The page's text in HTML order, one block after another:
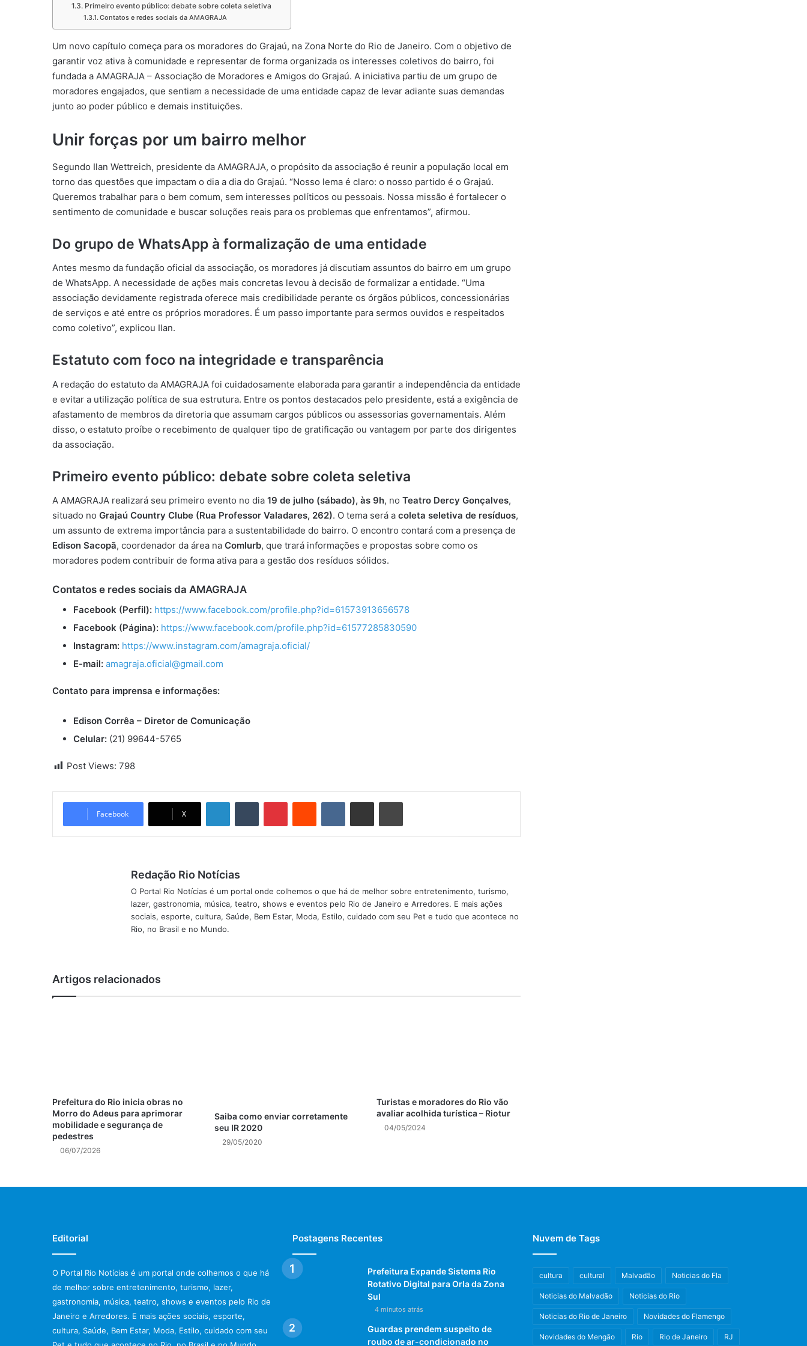
Primeiro evento público: debate sobre coleta seletiva
Contatos e redes sociais da AMAGRAJA
Um novo capítulo começa para os moradores do Grajaú, na Zona Norte do Rio de Janeiro. Com o objetivo de
garantir voz ativa à comunidade e representar de forma organizada os interesses coletivos do bairro, foi
fundada a AMAGRAJA – Associação de Moradores e Amigos do Grajaú. A iniciativa partiu de um grupo de
moradores engajados, que sentiam a necessidade de uma entidade capaz de levar adiante suas demandas
junto ao poder público e demais instituições.
Unir forças por um bairro melhor
Segundo Ilan Wettreich, presidente da AMAGRAJA, o propósito da associação é reunir a população local em
torno das questões que impactam o dia a dia do Grajaú. “Nosso lema é claro: o nosso partido é o Grajaú.
Queremos trabalhar para o bem comum, sem interesses políticos ou pessoais. Nossa missão é fortalecer o
sentimento de comunidade e buscar soluções reais para os problemas que enfrentamos”, afirmou.
Do grupo de WhatsApp à formalização de uma entidade
Antes mesmo da fundação oficial da associação, os moradores já discutiam assuntos do bairro em um grupo
de WhatsApp. A necessidade de ações mais concretas levou à decisão de formalizar a entidade. “Uma
associação devidamente registrada oferece mais credibilidade perante os órgãos públicos, concessionárias
de serviços e até entre os próprios moradores. É um passo importante para sermos ouvidos e respeitados
como coletivo”, explicou Ilan.
Estatuto com foco na integridade e transparência
A redação do estatuto da AMAGRAJA foi cuidadosamente elaborada para garantir a independência da entidade
e evitar a utilização política de sua estrutura. Entre os pontos destacados pelo presidente, está a exigência de
afastamento de membros da diretoria que assumam cargos públicos ou assessorias governamentais. Além
disso, o estatuto proíbe o recebimento de qualquer tipo de gratificação ou vantagem por parte dos dirigentes
da associação.
Primeiro evento público: debate sobre coleta seletiva
A AMAGRAJA realizará seu primeiro evento no dia 19 de julho (sábado), às 9h, no Teatro Dercy Gonçalves,
situado no Grajaú Country Clube (Rua Professor Valadares, 262). O tema será a coleta seletiva de resíduos,
um assunto de extrema importância para a sustentabilidade do bairro. O encontro contará com a presença de
Edison Sacopã, coordenador da área na Comlurb, que trará informações e propostas sobre como os
moradores podem contribuir de forma ativa para a gestão dos resíduos sólidos.
Contatos e redes sociais da AMAGRAJA
Facebook (Perfil): https://www.facebook.com/profile.php?id=61573913656578
Facebook (Página): https://www.facebook.com/profile.php?id=61577285830590
Instagram: https://www.instagram.com/amagraja.oficial/
E-mail: amagraja.oficial@gmail.com
Contato para imprensa e informações:
Edison Corrêa – Diretor de Comunicação
Celular: (21) 99644-5765
Post Views: 798
Facebook X
Redação Rio Notícias
O Portal Rio Notícias é um portal onde colhemos o que há de melhor sobre entretenimento, turismo,
lazer, gastronomia, música, teatro, shows e eventos pelo Rio de Janeiro e Arredores. E mais ações
sociais, esporte, cultura, Saúde, Bem Estar, Moda, Estilo, cuidado com seu Pet e tudo que acontece no
Rio, no Brasil e no Mundo.
Artigos relacionados
Prefeitura do Rio inicia obras no
Morro do Adeus para aprimorar
mobilidade e segurança de
pedestres
06/07/2026
Saiba como enviar corretamente
seu IR 2020
29/05/2020
Turistas e moradores do Rio vão
avaliar acolhida turística – Riotur
04/05/2024
Editorial
O Portal Rio Notícias é um portal onde colhemos o que há
de melhor sobre entretenimento, turismo, lazer,
gastronomia, música, teatro, shows e eventos pelo Rio de
Janeiro e Arredores. E mais ações sociais, esporte,
cultura, Saúde, Bem Estar, Moda, Estilo, cuidado com seu
Postagens Recentes
Prefeitura Expande Sistema Rio
Rotativo Digital para Orla da Zona
Sul
4 minutos atrás
Guardas prendem suspeito de
roubo de ar-condicionado no
Nuvem de Tags
cultura cultural Malvadão Noticias do Fla
Noticias do Malvadão Noticias do Rio
Noticias do Rio de Janeiro Novidades do Flamengo
Novidades do Mengão Rio Rio de Janeiro RJ